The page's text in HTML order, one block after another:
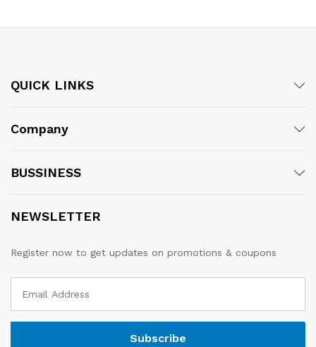
QUICK LINKS
Company
BUSSINESS
NEWSLETTER
Register now to get updates on promotions & coupons